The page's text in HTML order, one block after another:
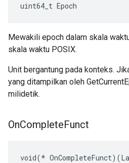
uint64_t Epoch
Mewakili epoch dalam skala
skala waktu POSIX.
Unit bergantung pada konteks.
yang ditampilkan oleh
milidetik.
OnCompleteFunct
void(*